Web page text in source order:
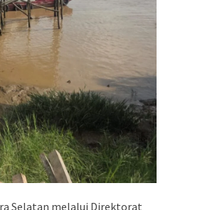
Selatan melalui Direktorat